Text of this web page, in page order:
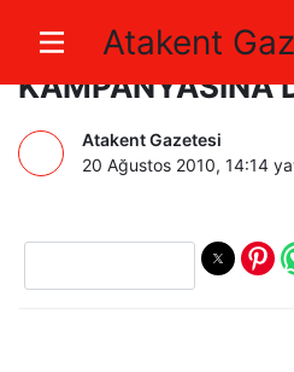
Atakent
BEŞTAŞ’TAN
KAMPANYASINA
Atakent Gazetesi
20 Ağustos 2010, 14:14